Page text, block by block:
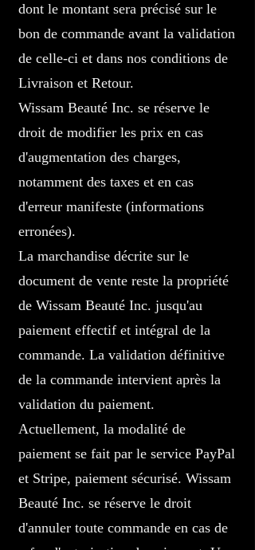
dont le montant sera précisé sur le
bon de commande avant la validation
de celle-ci et dans nos conditions de
Livraison et Retour.
Wissam Beauté Inc. se réserve le
droit de modifier les prix en cas
d'augmentation des charges,
notamment des taxes et en cas
d'erreur manifeste (informations
erronées).
La marchandise décrite sur le
document de vente reste la propriété
de Wissam Beauté Inc. jusqu'au
paiement effectif et intégral de la
commande. La validation définitive
de la commande intervient après la
validation du paiement.
Actuellement, la modalité de
paiement se fait par le service PayPal
et Stripe, paiement sécurisé. Wissam
Beauté Inc. se réserve le droit
d'annuler toute commande en cas de